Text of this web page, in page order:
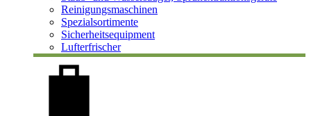
Reinigungsmaschinen
Spezialsortimente
Sicherheitsequipment
Lufterfrischer